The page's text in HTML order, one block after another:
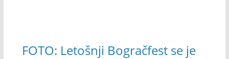
FOTO: Letošnji Bogračfest se je